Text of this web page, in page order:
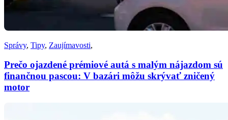
Správy, Tipy, Zaujímavosti,
Prečo ojazdené prémiové autá s malým nájazdom sú
finančnou pascou: V bazári môžu skrývať zničený
motor